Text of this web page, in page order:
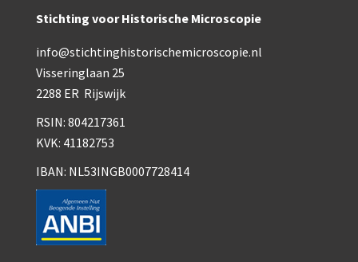
Smith, Beck & Beck, ‘popular microscope’ (ca.
Dollond, ‘bar-limb’ (1860-1880)
Ongesigneerd, Engels (1860-1880)
Nachet, ‘plus simple’ (1862-1880)
Beck & Beck, ‘popular microscope’ (1867)
Bianchi, trommelmicroscoop (1869-1873)
Stichting voor Historische Microscopie
info@stichtinghistorischemicroscopie.nl
Visseringlaan 25
2288 ER Rijswijk
RSIN: 804217361
KVK: 41182753
IBAN: NL53INGB0007728414